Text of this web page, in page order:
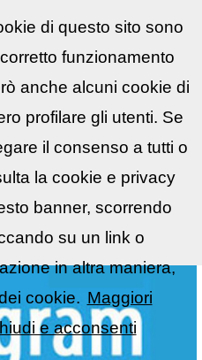
di questo sito sono
funzionamento
anche alcuni cookie di
profilare gli utenti. Se
il consenso a tutti o
la cookie e privacy
banner, scorrendo
su un link o
in altra maniera,
cookie. Maggiori
e acconsenti